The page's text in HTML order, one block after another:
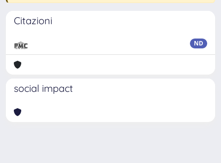
Citazioni
ND
social impact